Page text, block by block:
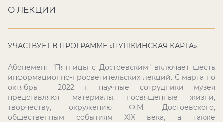
О ЛЕКЦИИ
УЧАСТВУЕТ В ПРОГРАММЕ «ПУШКИНСКАЯ КАРТА»
Абонемент "Пятницы с Достоевским" включает шесть
информационно-просветительских лекций. С марта по
октябрь 2022 г. научные сотрудники музея
представляют материалы, посвященные жизни,
творчеству, окружению Ф.М. Достоевского,
общественным событиям XIXвека, а также